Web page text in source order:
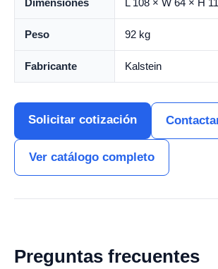
Dimensiones L 108 × W 64 × H
Peso 92 kg
Fabricante Kalstein
Solicitar cotización
Ver catálogo completo
Preguntas frecuentes